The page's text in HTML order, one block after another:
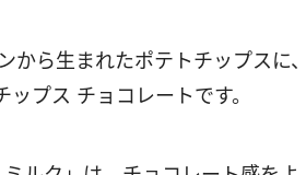
ら生まれたポテトチップスに、
プス チョコレートです。